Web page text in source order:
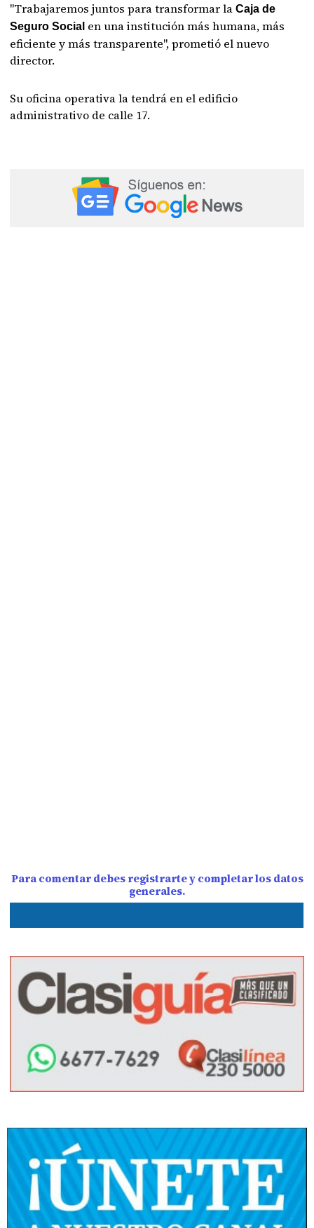
"Trabajaremos juntos para transformar laCaja de
Seguro Social en una institución más humana, más
eficiente y más transparente", prometió el nuevo
director.
Su oficina operativa la tendrá en el edificio
administrativo de calle 17.
Para comentar debes registrarte y completar los datos
generales.